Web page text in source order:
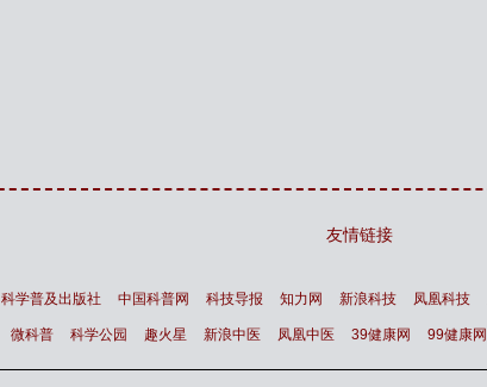
友情链接
科学普及出版社 中国科普网 科技导报 知力网 新浪科技 凤凰科技
微科普 科学公园 趣火星 新浪中医 凤凰中医 39健康网 99健康网